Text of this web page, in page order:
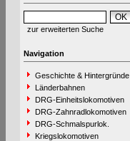
zur erweiterten Suche
Navigation
Geschichte & Hintergründe
Länderbahnen
DRG-Einheitslokomotiven
DRG-Zahnradlokomotiven
DRG-Schmalspurlok.
Kriegslokomotiven